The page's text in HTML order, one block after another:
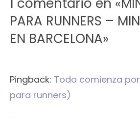
PARA RUNNERS –
EN BARCELONA»
Pingback: Todo comienza
para runners)